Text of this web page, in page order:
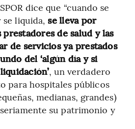
dice que “cuando se
se liquida,se lleva por
de salud y las
de servicios ya prestados
del ‘algún día y si
, un verdadero
para hospitales públicos
medianas, grandes)
su patrimonio y